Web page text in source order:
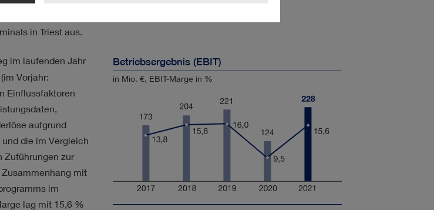
in Triest aus.
Betriebsergebnis (EBIT)
in Mio. €, EBIT-Marge in %
im laufenden Jahr
Vorjahr:
Einflussfaktoren
aufgrund
die im Vergleich
Zuführungen zur
mit
im
lag mit 15,6 %